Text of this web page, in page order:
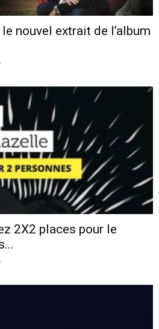
nouvel extrait de l’album
2X2 places pour le